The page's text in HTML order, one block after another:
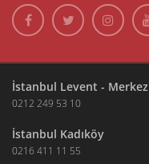
İstanbul Levent - Merkez
0212 249 53 10
İstanbul Kadıköy
0216 411 11 55